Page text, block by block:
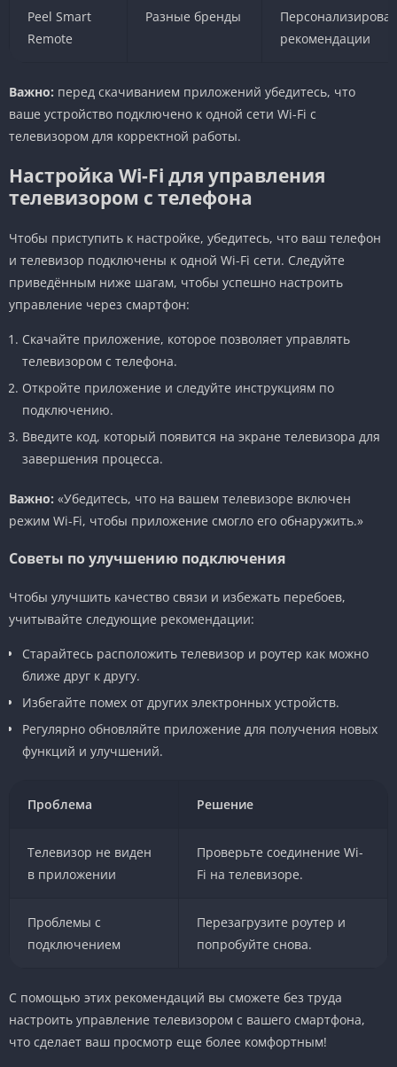
Peel Smart
Remote
Разные бренды
рекомендации
Важно: перед скачиванием приложений убедитесь, что
ваше устройство подключено к одной сети Wi-Fi с
телевизором для корректной работы.
Настройка Wi-Fi для управления
телевизором с телефона
Чтобы приступить к настройке, убедитесь, что ваш телефон
и телевизор подключены к одной Wi-Fi сети. Следуйте
приведённым ниже шагам, чтобы успешно настроить
управление через смартфон:
Скачайте приложение, которое позволяет управлять
телевизором с телефона.
Откройте приложение и следуйте инструкциям по
подключению.
Введите код, который появится на экране телевизора для
завершения процесса.
Важно: «Убедитесь, что на вашем телевизоре включен
режим Wi-Fi, чтобы приложение смогло его обнаружить.»
Советы по улучшению подключения
Чтобы улучшить качество связи и избежать перебоев,
учитывайте следующие рекомендации:
Старайтесь расположить телевизор и роутер как можно
ближе друг к другу.
Избегайте помех от других электронных устройств.
Регулярно обновляйте приложение для получения новых
функций и улучшений.
Проблема Решение
Телевизор не виден
в приложении
Проверьте соединение Wi-
Fi на телевизоре.
Проблемы с
подключением
Перезагрузите роутер и
попробуйте снова.
С помощью этих рекомендаций вы сможете без труда
настроить управление телевизором с вашего смартфона,
что сделает ваш просмотр еще более комфортным!